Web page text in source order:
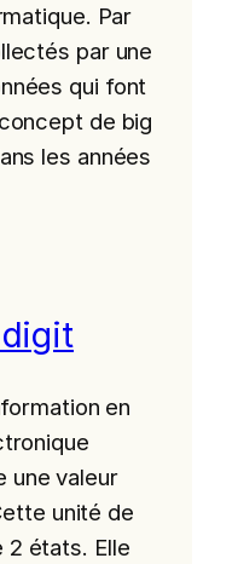
Par
par une
qui font
de big
les années
en
une valeur
unité de
états. Elle